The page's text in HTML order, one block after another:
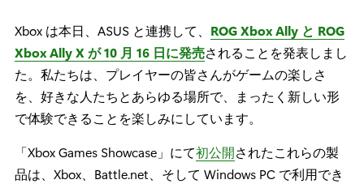
Xbox は本日、ASUS と連携して、 ROG Xbox Ally と ROG
Xbox Ally X が 10 月 16 日に発売されることを発表しまし
た。私たちは、プレイヤーの皆さんがゲームの楽しさ
を、好きな人たちとあらゆる場所で、まったく新しい形
で体験できることを楽しみにしています。
「Xbox Games Showcase」にて初公開されたこれらの製
品は、Xbox、Battle.net、そして Windows PC で利用でき